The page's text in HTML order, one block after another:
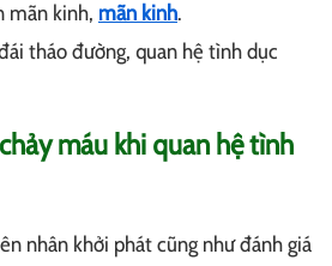
mãn kinh, mãn kinh.
tháo đường, quan hệ tình dục
máu khi quan hệ tình
nhân khởi phát cũng như đánh giá